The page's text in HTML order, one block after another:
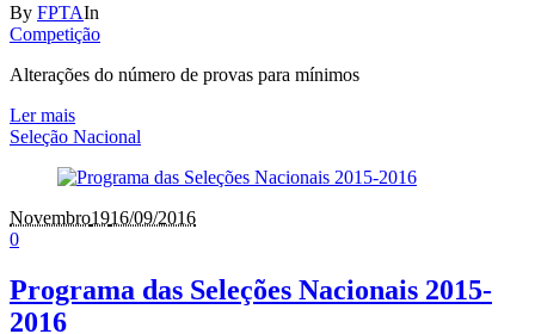
By FPTAIn
Competição
Alterações do número de provas para mínimos
Ler mais
Seleção Nacional
Novembro1916/09/2016
0
Programa das Seleções Nacionais 2015-
2016